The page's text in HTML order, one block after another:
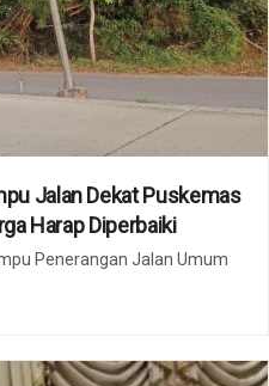
Jalan Dekat Puskemas
Harap Diperbaiki
Penerangan Jalan Umum